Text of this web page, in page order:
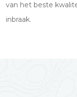
van het beste
inbraak.